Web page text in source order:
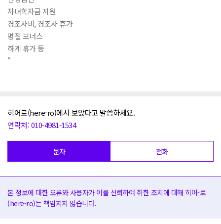
자녀학자금 지원
경조사비, 경조사 휴가
명절 보너스
하계 휴가 등
"
히어로(here-ro)에서 보았다고 말씀하세요.
연락처: 010-4981-1534
문자 전화
본 정보에 대한 오류와 사용자가 이를 신뢰하여 취한 조치에 대해 히어-로
(here-ro)는 책임지지 않습니다.